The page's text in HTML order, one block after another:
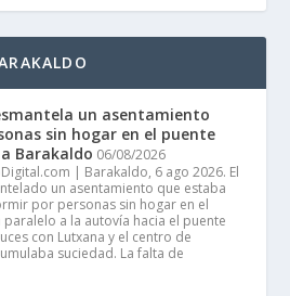
un asentamiento
sin hogar en el puente
Barakaldo 06/08/2026
| Barakaldo, 6 ago 2026. El
un asentamiento que estaba
por personas sin hogar en el
a la autovía hacia el puente
con Lutxana y el centro de
suciedad. La falta de